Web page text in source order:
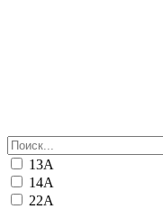
13А
14А
22А